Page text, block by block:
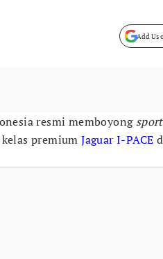
Add Us
resmi memboyong
premiumJaguar I-PACE